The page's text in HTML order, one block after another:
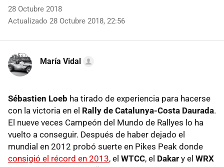
28 Octubre 2018
Actualizado 28 Octubre 2018, 22:56
María Vidal
Sébastien Loeb ha tirado de experiencia para hacerse
con la victoria en el Rally de Catalunya-Costa Daurada.
El nueve veces Campeón del Mundo de Rallyes lo ha
vuelto a conseguir. Después de haber dejado el
mundial en 2012 probó suerte en Pikes Peak donde
consigió el récord en 2013, el WTCC, el Dakar y el WRX